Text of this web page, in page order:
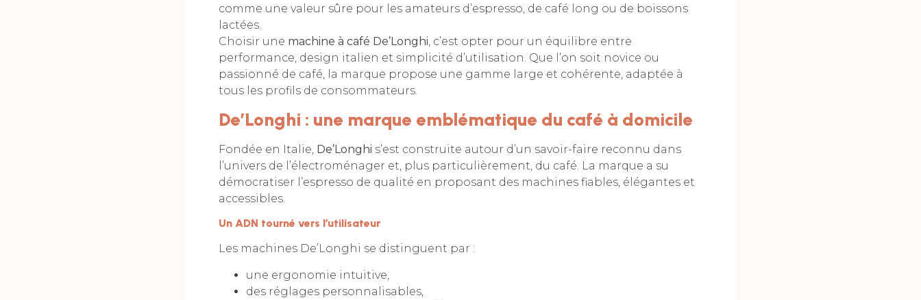
comme une valeur sûre pour les amateurs d’espresso, de café long ou de boissons
lactées.
Choisir une machine à café De’Longhi, c’est opter pour un équilibre entre
performance, design italien et simplicité d’utilisation. Que l’on soit novice ou
passionné de café, la marque propose une gamme large et cohérente, adaptée à
tous les profils de consommateurs.
De’Longhi : une marque emblématique du café à domicile
Fondée en Italie, De’Longhi s’est construite autour d’un savoir-faire reconnu dans
l’univers de l’électroménager et, plus particulièrement, du café. La marque a su
démocratiser l’espresso de qualité en proposant des machines fiables, élégantes et
accessibles.
Un ADN tourné vers l’utilisateur
Les machines De’Longhi se distinguent par :
une ergonomie intuitive,
des réglages personnalisables,